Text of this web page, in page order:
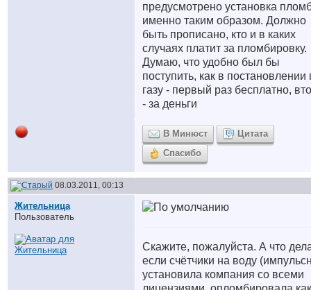
предусмотрено установка
именно таким образом. Должно
быть прописано, кто и в каких
случаях платит за пломбировку.
Думаю, что удобно был бы
поступить, как в постановлении
газу - первый раз бесплатно,
- за деньги
В Минюст
Цитата
Спасибо
08.03.2011, 00:13
Жительница
Пользователь
Скажите, пожалуйста. А что
если счётчики на воду
установила компания со всеми